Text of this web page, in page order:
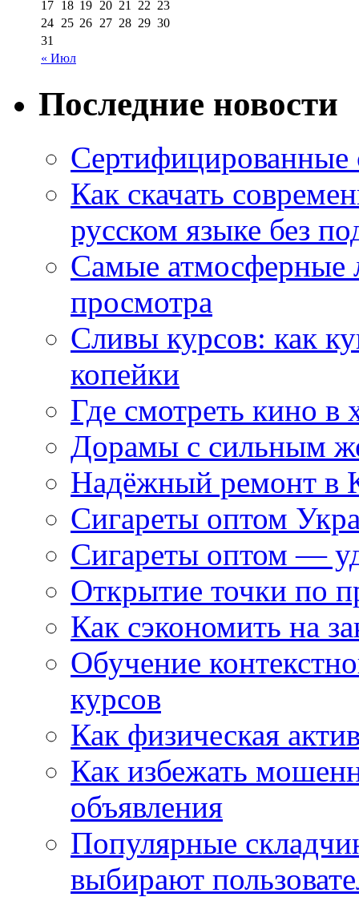
« Июл
17 18 19 20 21 22 23
24 25 26 27 28 29 30
31
Последние новости
Как скачать
русском языке без
Самые атмосферные
просмотра
Сливы курсов: как
копейки
Где смотреть кино в
Дорамы с сильным
Надёжный ремонт в
Сигареты оптом
Сигареты оптом —
Открытие точки по
Как сэкономить на
Обучение
курсов
Как физическая
Как избежать
объявления
Популярные
выбирают